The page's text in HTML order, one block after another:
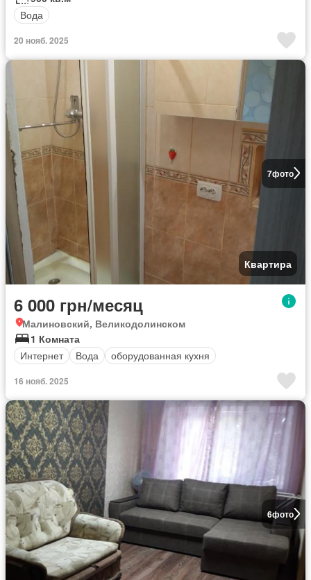
Вода
20 нояб. 2025
7фото
Квартира
6 000 грн/месяц
Малиновский, Великодолинском
1 Комната
Интернет
Вода оборудованная кухня
16 нояб. 2025
6фото